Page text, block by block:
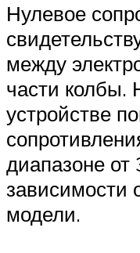
Нулевое
между
части колбы.
устройстве
диапазоне
зависимости
модели.